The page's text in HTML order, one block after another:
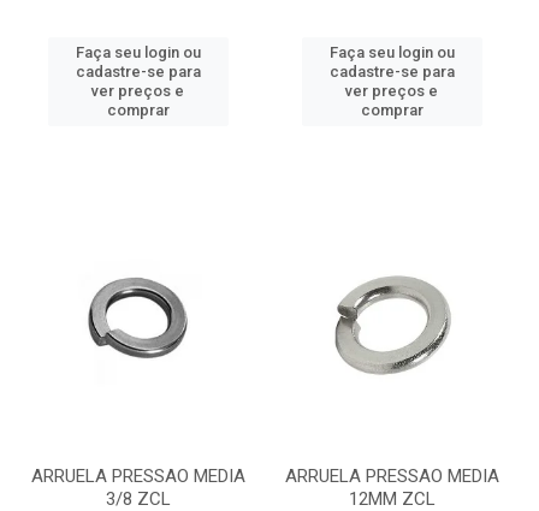
Faça seu login ou
cadastre-se para
ver preços e
comprar
Faça seu login ou
cadastre-se para
ver preços e
comprar
ARRUELA PRESSAO MEDIA
3/8 ZCL
ARRUELA PRESSAO MEDIA
12MM ZCL